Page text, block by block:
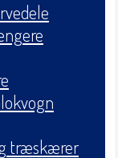
træskærer